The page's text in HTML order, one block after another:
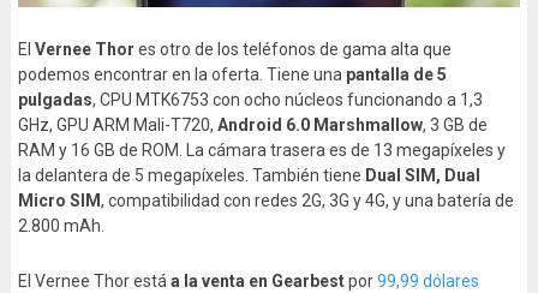
El Vernee Thor es otro de los teléfonos de gama alta que
podemos encontrar en la oferta. Tiene una pantalla de 5
pulgadas, CPU MTK6753 con ocho núcleos funcionando a 1,3
GHz, GPU ARM Mali-T720, Android 6.0 Marshmallow, 3 GB de
RAM y 16 GB de ROM. La cámara trasera es de 13 megapíxeles y
la delantera de 5 megapíxeles. También tiene Dual SIM, Dual
Micro SIM, compatibilidad con redes 2G, 3G y 4G, y una batería de
2.800 mAh.
El Vernee Thor estáa la venta en Gearbestpor99,99 dólares